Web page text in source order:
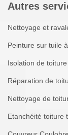
Autres
Nettoyage et
Peinture sur tuile
Isolation de
Réparation de
Nettoyage de
Etanchéité toiture